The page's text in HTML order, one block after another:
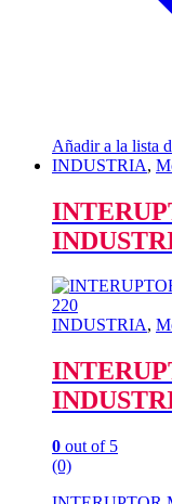
Añadir a la lista
INDUSTRIA,
INDUSTRIA,
0 out of 5
(0)